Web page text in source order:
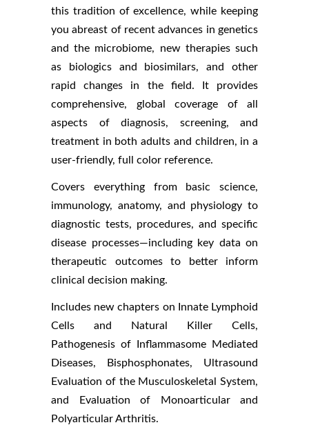
this tradition of excellence, while keeping
you abreast of recent advances in genetics
and the microbiome, new therapies such
as biologics and biosimilars, and other
rapid changes in the field. It provides
comprehensive, global coverage of all
aspects of diagnosis, screening, and
treatment in both adults and children, in a
user-friendly, full color reference.
Covers everything from basic science,
immunology, anatomy, and physiology to
diagnostic tests, procedures, and specific
disease processes—including key data on
therapeutic outcomes to better inform
clinical decision making.
Includes new chapters on Innate Lymphoid
Cells and Natural Killer Cells,
Pathogenesis of Inflammasome Mediated
Diseases, Bisphosphonates, Ultrasound
Evaluation of the Musculoskeletal System,
and Evaluation of Monoarticular and
Polyarticular Arthritis.